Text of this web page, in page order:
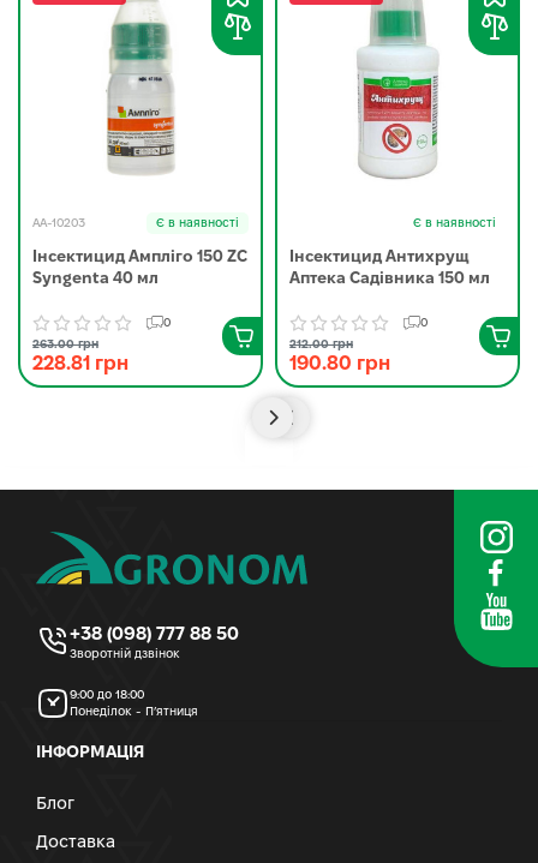
AA-10203 Є в наявності
Інсектицид Ампліго 150 ZC
Syngenta 40 мл
0
263.00 грн
228.81 грн
Є в наявності
Інсектицид Антихрущ
Аптека Садівника 150 мл
0
212.00 грн
190.80 грн
+38 (098) 777 88 50
Зворотній дзвінок
9:00 до 18:00
Понеділок - П’ятниця
ІНФОРМАЦІЯ
Блог
Доставка